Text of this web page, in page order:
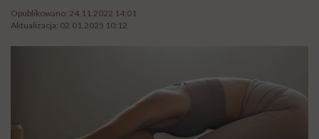
Opublikowano: 24.11.2022 14:01
Aktualizacja: 02.01.2025 10:12